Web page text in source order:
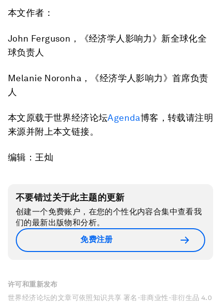
本文作者：
John Ferguson，《经济学人影响力》新全球化全
球负责人
Melanie Noronha，《经济学人影响力》首席负责
人
本文原载于世界经济论坛Agenda博客，转载请注明
来源并附上本文链接。
编辑：王灿
不要错过关于此主题的更新
创建一个免费账户，在您的个性化内容合集中查看我
们的最新出版物和分析。
免费注册
许可和重新发布
世界经济论坛的文章可依照知识共享 署名-非商业性-非衍生品 4.0